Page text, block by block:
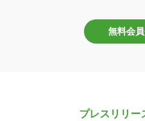
無料会
プレスリリー